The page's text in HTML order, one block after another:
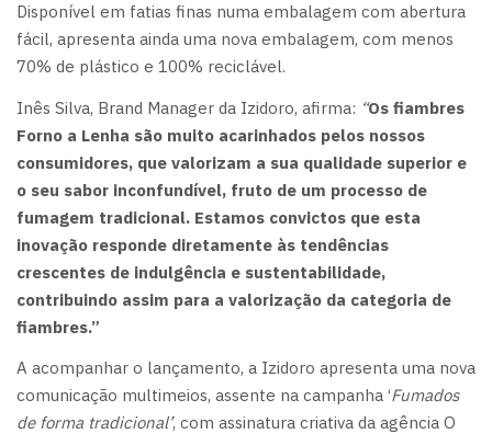
Disponível em fatias finas numa embalagem com abertura
fácil, apresenta ainda uma nova embalagem, com menos
70% de plástico e 100% reciclável.
Inês Silva, Brand Manager da Izidoro, afirma: “Os fiambres
Forno a Lenha são muito acarinhados pelos nossos
consumidores, que valorizam a sua qualidade superior e
o seu sabor inconfundível, fruto de um processo de
fumagem tradicional. Estamos convictos que esta
inovação responde diretamente às tendências
crescentes de indulgência e sustentabilidade,
contribuindo assim para a valorização da categoria de
fiambres.”
A acompanhar o lançamento, a Izidoro apresenta uma nova
comunicação multimeios, assente na campanha ‘Fumados
de forma tradicional’, com assinatura criativa da agência O